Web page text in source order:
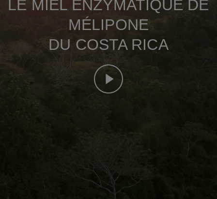
LE MIEL ENZYMATIQUE DE
MÉLIPONE
DU COSTA RICA